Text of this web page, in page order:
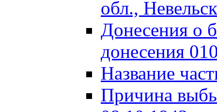
обл.,
Донесения о
донесения
Название
Причина